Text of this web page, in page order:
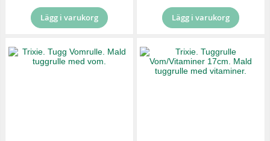
Lägg i varukorg Lägg i varukorg